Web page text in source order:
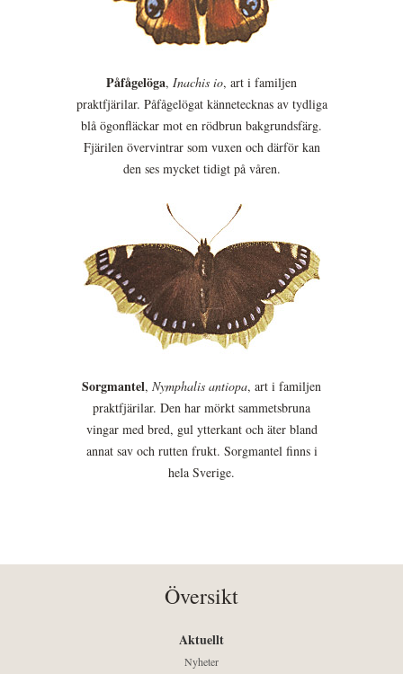
Påfågelöga, Inachis io, art i familjen
praktfjärilar. Påfågelögat kännetecknas av tydliga
blå ögonfläckar mot en rödbrun bakgrundsfärg.
Fjärilen övervintrar som vuxen och därför kan
den ses mycket tidigt på våren.
Sorgmantel, Nymphalis antiopa, art i familjen
praktfjärilar. Den har mörkt sammetsbruna
vingar med bred, gul ytterkant och äter bland
annat sav och rutten frukt. Sorgmantel finns i
hela Sverige.
Översikt
Aktuellt
Nyheter